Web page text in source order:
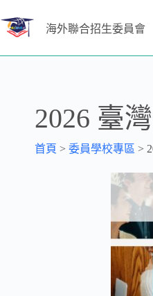
海外聯合招生委員會
2026 臺
首頁 >委員學校專區 >